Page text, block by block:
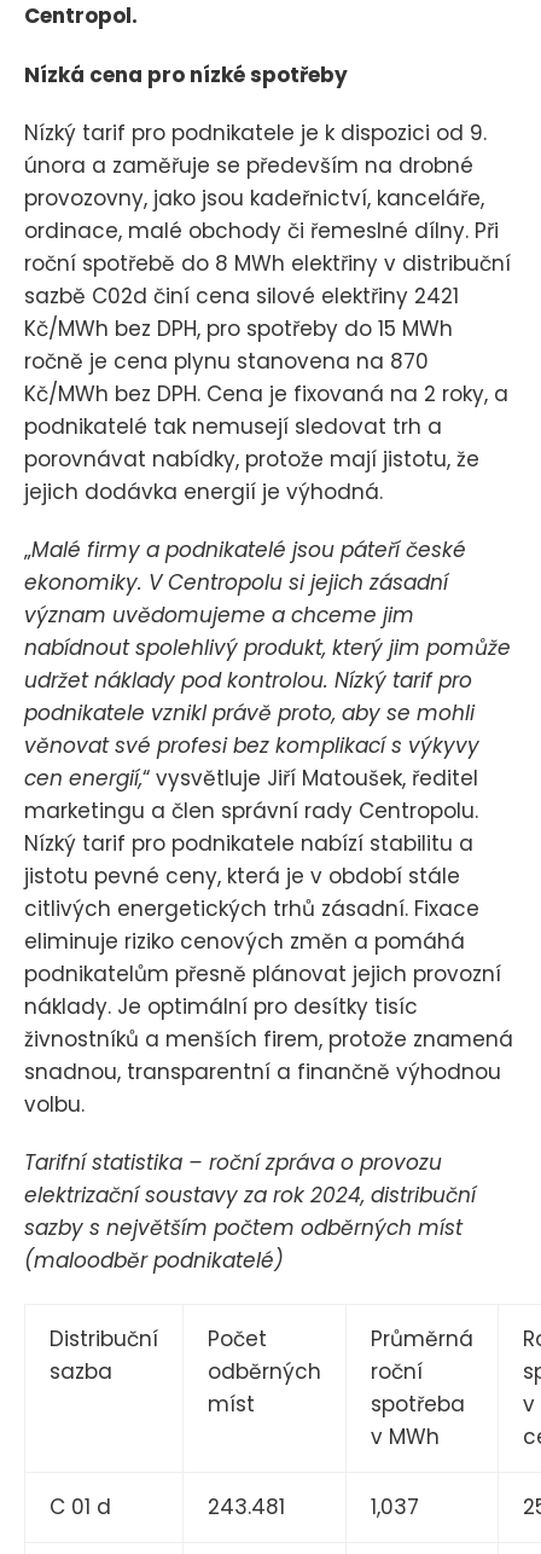
Centropol.
Nízká cena pro nízké spotřeby
Nízký tarif pro podnikatele je k dispozici od 9.
února a zaměřuje se především na drobné
provozovny, jako jsou kadeřnictví, kanceláře,
ordinace, malé obchody či řemeslné dílny. Při
roční spotřebě do 8 MWh elektřiny v distribuční
sazbě C02d činí cena silové elektřiny 2421
Kč/MWh bez DPH, pro spotřeby do 15 MWh
ročně je cena plynu stanovena na 870
Kč/MWh bez DPH. Cena je fixovaná na 2 roky, a
podnikatelé tak nemusejí sledovat trh a
porovnávat nabídky, protože mají jistotu, že
jejich dodávka energií je výhodná.
„Malé firmy a podnikatelé jsou páteří české
ekonomiky. V Centropolu si jejich zásadní
význam uvědomujeme a chceme jim
nabídnout spolehlivý produkt, který jim pomůže
udržet náklady pod kontrolou. Nízký tarif pro
podnikatele vznikl právě proto, aby se mohli
věnovat své profesi bez komplikací s výkyvy
cen energií,“ vysvětluje Jiří Matoušek, ředitel
marketingu a člen správní rady Centropolu.
Nízký tarif pro podnikatele nabízí stabilitu a
jistotu pevné ceny, která je v období stále
citlivých energetických trhů zásadní. Fixace
eliminuje riziko cenových změn a pomáhá
podnikatelům přesně plánovat jejich provozní
náklady. Je optimální pro desítky tisíc
živnostníků a menších firem, protože znamená
snadnou, transparentní a finančně výhodnou
volbu.
Tarifní statistika – roční zpráva o provozu
elektrizační soustavy za rok 2024, distribuční
sazby s největším počtem odběrných míst
(maloodběr podnikatelé)
Distribuční
sazba
Počet
odběrných
míst
Průměrná
roční
spotřeba
v MWh
v
C 01 d 243.481 1,037